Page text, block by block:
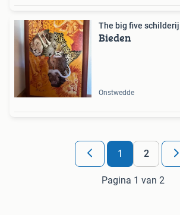
The big five schilderij
Bieden
Onstwedde
1 2
Pagina 1 van 2